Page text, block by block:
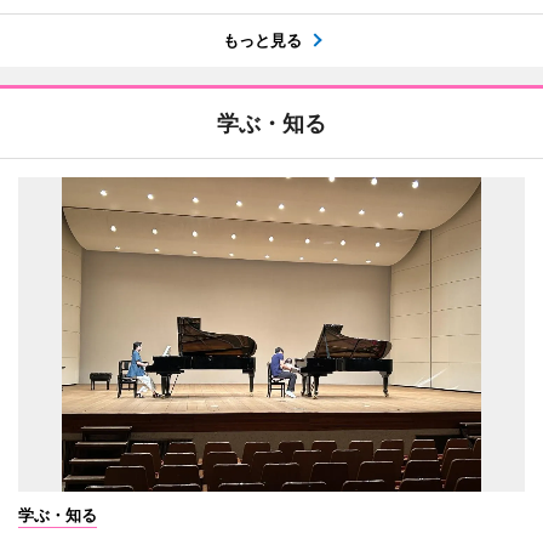
もっと見る
学ぶ・知る
学ぶ・知る